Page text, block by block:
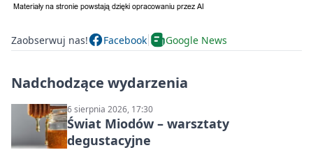
Zaobserwuj nas! Facebook Google News
Nadchodzące wydarzenia
6 sierpnia 2026, 17:30
Świat Miodów – warsztaty
degustacyjne